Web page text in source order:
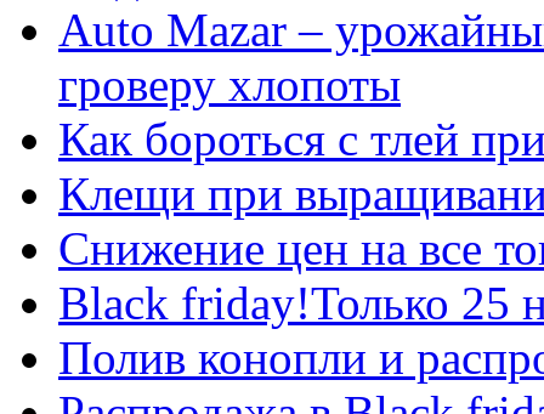
Auto Mazar –
гроверу хлопоты
Как бороться с тлей
Клещи при
Снижение цен на все
Black friday!Только 25
Полив конопли и